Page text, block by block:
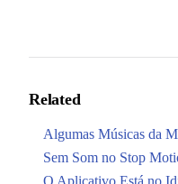
Related
Algumas Músicas da
Sem Som no Stop